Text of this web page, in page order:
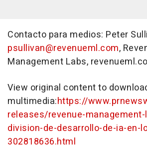
Contacto para medios: Peter
psullivan@revenueml.com,
Management Labs,
View original content to
multimedia:https://
releases/revenue-
division-de-desarrollo-de-ia-en-
302818636.html